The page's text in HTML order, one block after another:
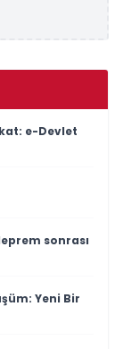
e-Devlet
sonrası
Yeni Bir